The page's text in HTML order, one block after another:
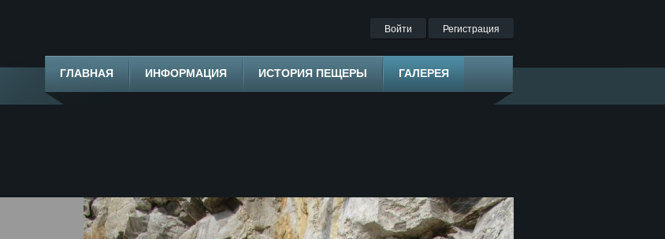
Войти Регистрация
ГЛАВНАЯ ИНФОРМАЦИЯ ИСТОРИЯ ПЕЩЕРЫ ГАЛЕРЕЯ